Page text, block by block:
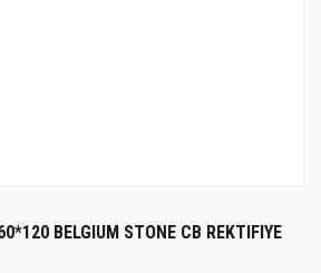
BELGIUM STONE CB REKTIFIYE